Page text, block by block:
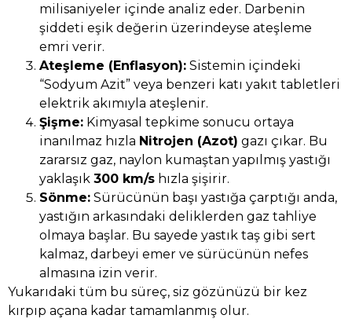
milisaniyeler içinde analiz eder. Darbenin
şiddeti eşik değerin üzerindeyse ateşleme
emri verir.
Ateşleme (Enflasyon): Sistemin içindeki
“Sodyum Azit” veya benzeri katı yakıt tabletleri
elektrik akımıyla ateşlenir.
Şişme: Kimyasal tepkime sonucu ortaya
inanılmaz hızla Nitrojen (Azot) gazı çıkar. Bu
zararsız gaz, naylon kumaştan yapılmış yastığı
yaklaşık 300 km/s hızla şişirir.
Sönme: Sürücünün başı yastığa çarptığı anda,
yastığın arkasındaki deliklerden gaz tahliye
olmaya başlar. Bu sayede yastık taş gibi sert
kalmaz, darbeyi emer ve sürücünün nefes
almasına izin verir.
Yukarıdaki tüm bu süreç, siz gözünüzü bir kez
kırpıp açana kadar tamamlanmış olur.